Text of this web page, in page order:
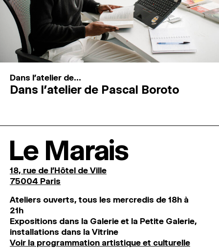
Dans l'atelier de...
Dans l’atelier de Pascal Boroto
Le Marais
18, rue de l'Hôtel de Ville
75004 Paris
Ateliers ouverts, tous les mercredis de 18h à
21h
Expositions dans la Galerie et la Petite Galerie,
installations dans la Vitrine
Voir la programmation artistique et culturelle